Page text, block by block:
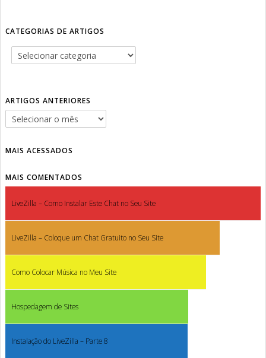
CATEGORIAS DE ARTIGOS
ARTIGOS ANTERIORES
MAIS ACESSADOS
MAIS COMENTADOS
LiveZilla – Como Instalar Este Chat no Seu Site
LiveZilla – Coloque um Chat Gratuito no Seu Site
Como Colocar Música no Meu Site
Hospedagem de Sites
Instalação do LiveZilla – Parte 8